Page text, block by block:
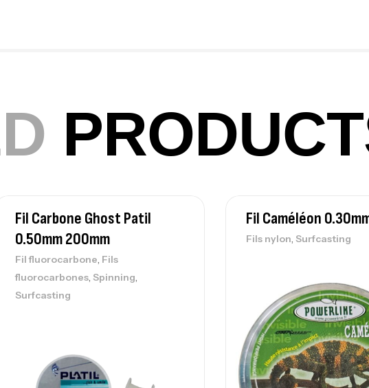
–
Fil Carbone Ghost Patil
0.50mm 200mm
Fil fluorocarbone, Fils
fluorocarbones, Spinning,
Surfcasting
Fil Caméléon
Fils nylon, Surfcasting